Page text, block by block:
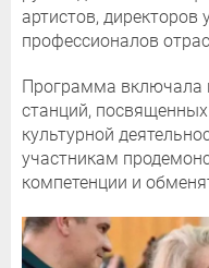
артистов, директоров
профессионалов
Программа включала
станций,
культурной
участникам
компетенции и